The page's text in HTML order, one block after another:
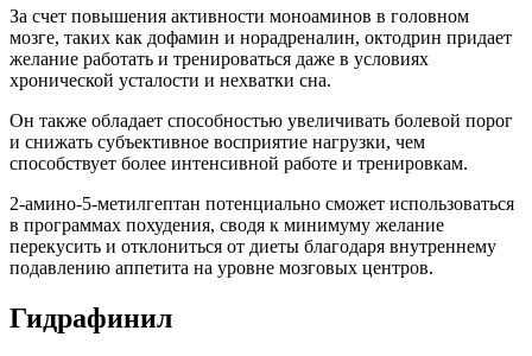
За счет повышения активности моноаминов в головном
мозге, таких как дофамин и норадреналин, октодрин придает
желание работать и тренироваться даже в условиях
хронической усталости и нехватки сна.
Он также обладает способностью увеличивать болевой порог
и снижать субъективное восприятие нагрузки, чем
способствует более интенсивной работе и тренировкам.
2-амино-5-метилгептан потенциально сможет использоваться
в программах похудения, сводя к минимуму желание
перекусить и отклониться от диеты благодаря внутреннему
подавлению аппетита на уровне мозговых центров.
Гидрафинил